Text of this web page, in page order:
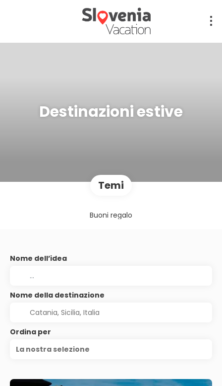
Destinazioni estive
Temi
Buoni regalo
Nome dell’idea
Nome della destinazione
Ordina per
La nostra selezione